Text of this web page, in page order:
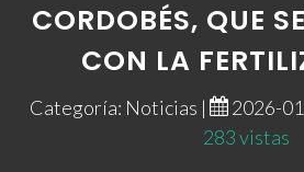
CORDOBÉS, QUE
CON LA
Categoría: Noticias |
2026-
283 vistas